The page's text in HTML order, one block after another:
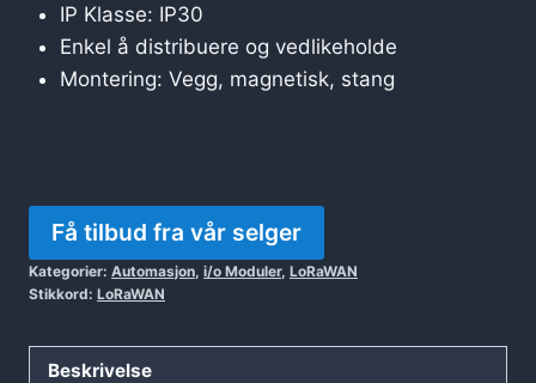
IP Klasse: IP30
Enkel å distribuere og vedlikeholde
Montering: Vegg, magnetisk, stang
Få tilbud fra vår selger
Kategorier: Automasjon i/o Moduler, LoRaWAN
Stikkord: LoRaWAN
Beskrivelse